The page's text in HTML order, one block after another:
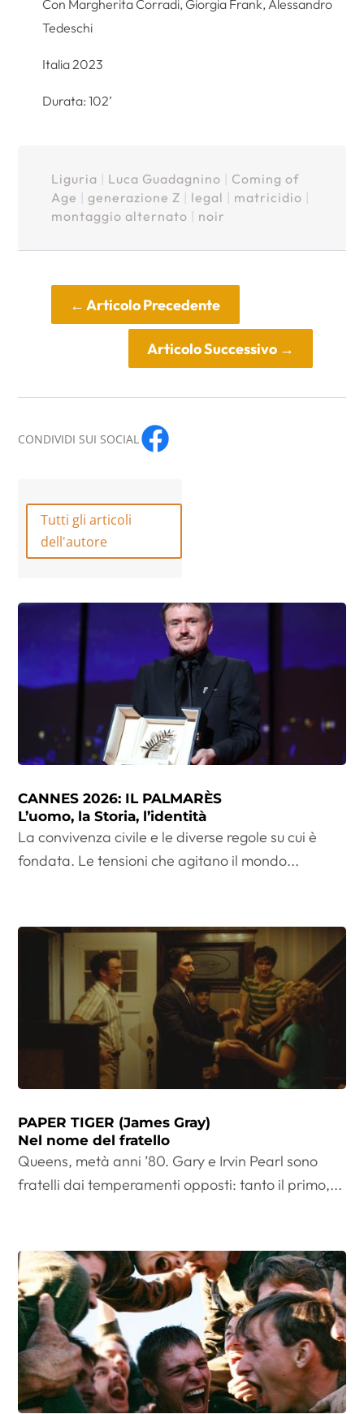
Con Margherita Corradi, Giorgia Frank, Alessandro
Tedeschi
Italia 2023
Durata: 102’
Liguria Luca Guadagnino
Coming of
Age
generazione Z legal matricidio
montaggio alternato
noir
←Articolo Precedente
Articolo Successivo→
CONDIVIDI SUI SOCIAL
Tutti gli articoli
dell'autore
CANNES 2026: IL PALMARÈS
L’uomo, la Storia, l’identità
La convivenza civile e le diverse regole su cui è
fondata. Le tensioni che agitano il mondo...
PAPER TIGER (James Gray)
Nel nome del fratello
Queens, metà anni ’80. Gary e Irvin Pearl sono
fratelli dai temperamenti opposti: tanto il primo,...